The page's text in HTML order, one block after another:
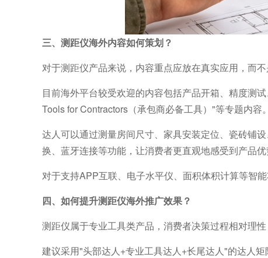
三、测距仪海外内容如何策划？
对于测距仪产品来说，内容重点应放在真实应用，而不
目前海外平台较受欢迎的内容包括产品开箱、精度测
Tools for Contractors（承包商必备工具）"等专题内容。
达人可以通过测量房间尺寸、家具安装定位、瓷砖铺
换、蓝牙连接等功能，让消费者更直观地感受到产品优
对于支持APP互联、电子水平仪、面积体积计算等智
四、如何提升测距仪海外推广效果？
测距仪属于专业工具类产品，消费者决策过程相对理
建议采用"头部达人+专业工具达人+长尾达人"的达人